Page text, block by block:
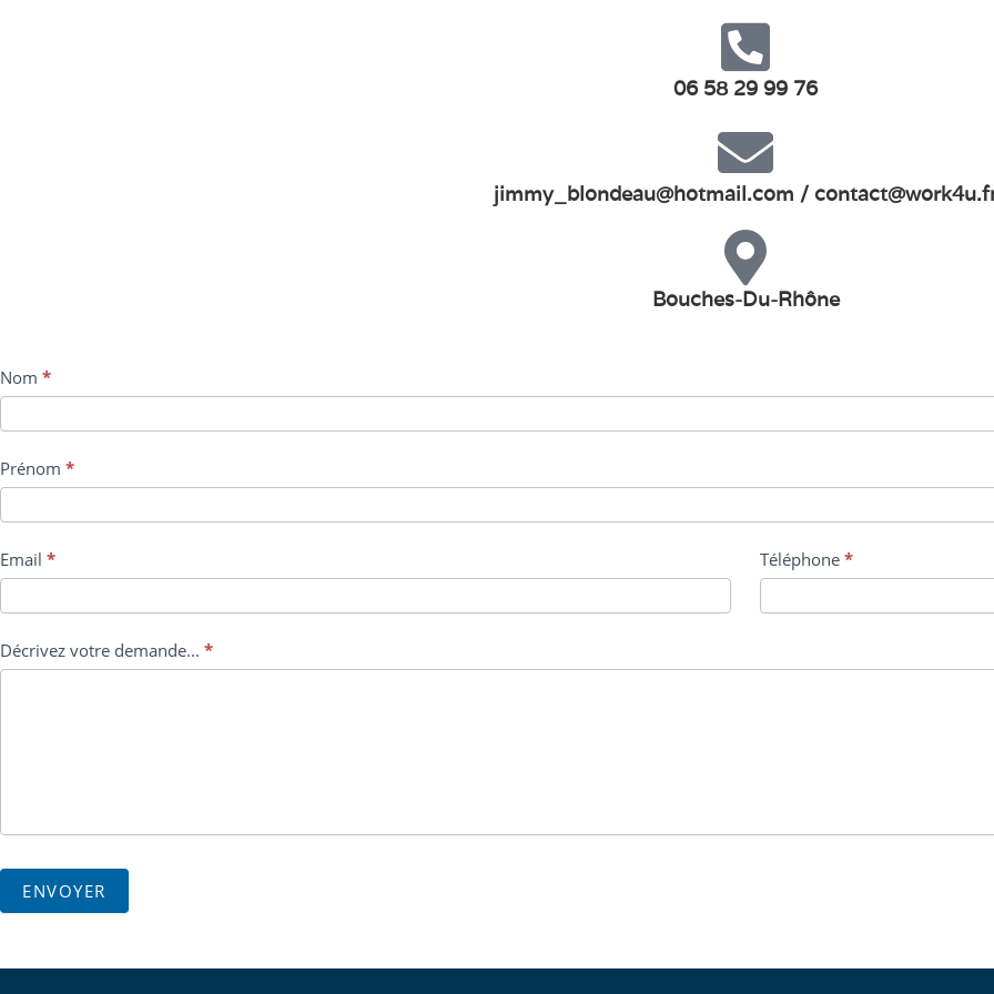
06 58 29 99 76
jimmy_blondeau@hotmail.com /
Bouches-Du-Rhône
Formulaire
contact
Nom *
Prénom *
Email * Téléphone*
Décrivez votre demande... *
ENVOYER